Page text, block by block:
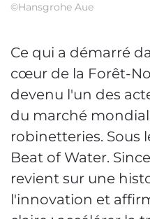
©Hansgrohe Aue
Ce qui a démarré
cœur de la Forêt-
devenu l'un des
du marché
robinetteries. Sous
Beat of Water.
revient sur une
l'innovation et